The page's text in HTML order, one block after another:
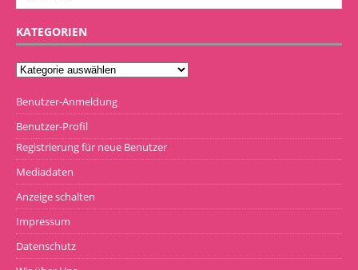
KATEGORIEN
Benutzer-Anmeldung
Benutzer-Profil
Registrierung für neue Benutzer
Mediadaten
Anzeige schalten
Impressum
Datenschutz